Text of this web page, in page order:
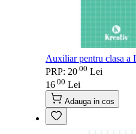
Auxiliar pentru clasa a
PRP: 20 00 Lei
16 00 Lei
Adauga in cos